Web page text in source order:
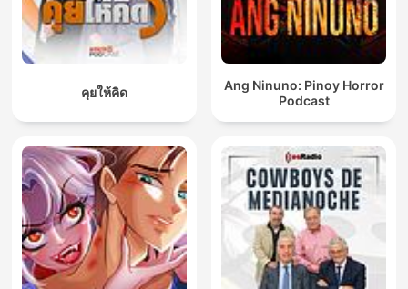
คุยให้คิด
Ang Ninuno: Pinoy Horror
Podcast